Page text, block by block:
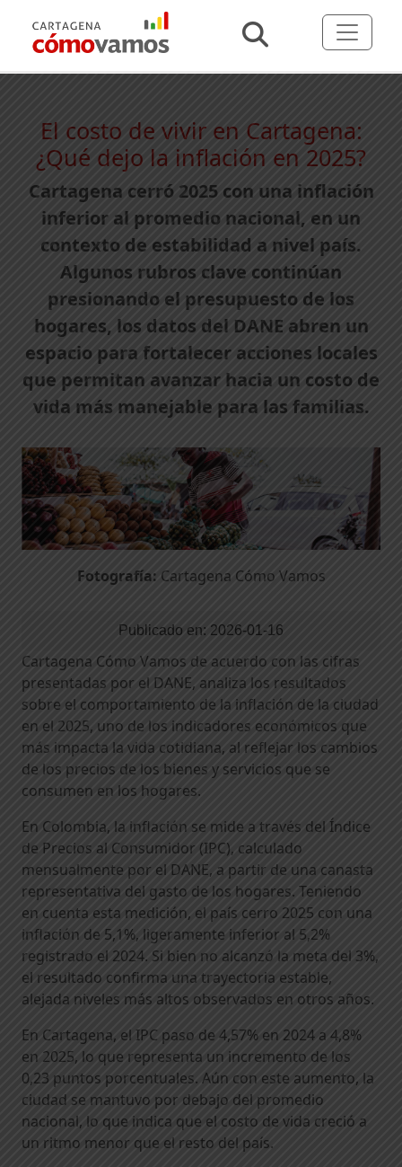
El costo de vivir en Cartagena:
¿Qué dejo la inflación en 2025?
Cartagena cerró 2025 con una inflación
inferior al promedio nacional, en un
contexto de estabilidad a nivel país.
Algunos rubros clave continúan
presionando el presupuesto de los
hogares, los datos del DANE abren un
espacio para fortalecer acciones locales
que permitan avanzar hacia un costo de
vida más manejable para las familias.
Fotografía: Cartagena Cómo Vamos
Publicado en: 2026-01-16
Cartagena Cómo Vamos de acuerdo con las cifras
presentadas por el DANE, analiza los resultados
sobre el comportamiento de la inflación de la ciudad
en el 2025, uno de los indicadores económicos que
más impacta la vida cotidiana, al reflejar los cambios
de los precios de los bienes y servicios que se
consumen en los hogares.
En Colombia, la inflación se mide a través del Índice
de Precios al Consumidor (IPC), calculado
mensualmente por el DANE, a partir de una canasta
representativa del gasto de los hogares. Teniendo
en cuenta esta medición, el país cerro 2025 con una
inflación de 5,1%, ligeramente inferior al 5,2%
registrado el 2024. Si bien no alcanzó la meta del 3%,
el resultado confirma una trayectoria estable,
alejada niveles más altos observados en otros años.
En Cartagena, el IPC paso de 4,57% en 2024 a 4,8%
en 2025, lo que representa un incremento de los
0,23 puntos porcentuales. Aún con este aumento, la
ciudad se mantuvo por debajo del promedio
nacional, lo que indica que el costo de vida creció a
un ritmo menor que el resto del país.